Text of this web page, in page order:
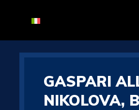
GASPARI
NIKOLOVA,